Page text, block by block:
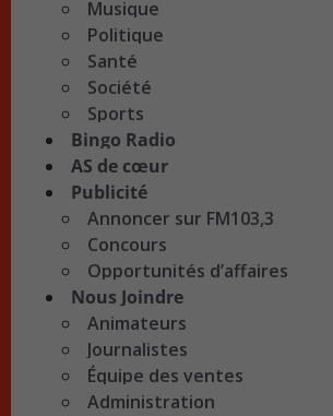
Musique
Politique
Santé
Société
Sports
Bingo Radio
AS de cœur
Publicité
Annoncer sur FM103,3
Concours
Opportunités d’affaires
Nous Joindre
Animateurs
Journalistes
Équipe des ventes
Administration